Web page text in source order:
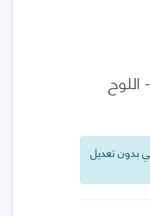
بدون تعديل